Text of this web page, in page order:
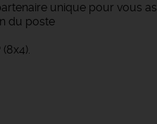
unique pour vous
du poste